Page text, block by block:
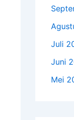
Juli
Juni
Mei